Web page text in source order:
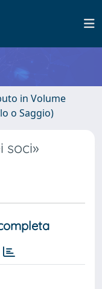
in Volume
o Saggio)
soci»